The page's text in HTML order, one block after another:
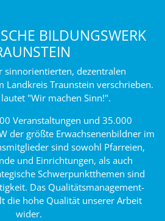
BILDUNGSWERK
sinnorientierten, dezentralen
Landkreis Traunstein verschrieben.
"Wir machen Sinn!".
Veranstaltungen und 35.000
der größte Erwachsenenbildner im
sind sowohl Pfarreien,
und Einrichtungen, als auch
Schwerpunktthemen sind
Das Qualitätsmanagement-
die hohe Qualität unserer Arbeit
wider.